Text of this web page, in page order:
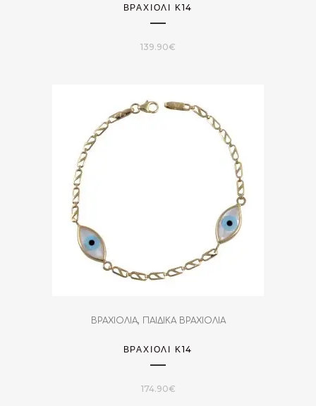
ΒΡΑΧΙΌΛΙ Κ14
139.90€
ΒΡΑΧΙΟΛΙΑ, ΠΑΙΔΙΚΑ ΒΡΑΧΙΟΛΙΑ
ΒΡΑΧΙΌΛΙ Κ14
174.90€